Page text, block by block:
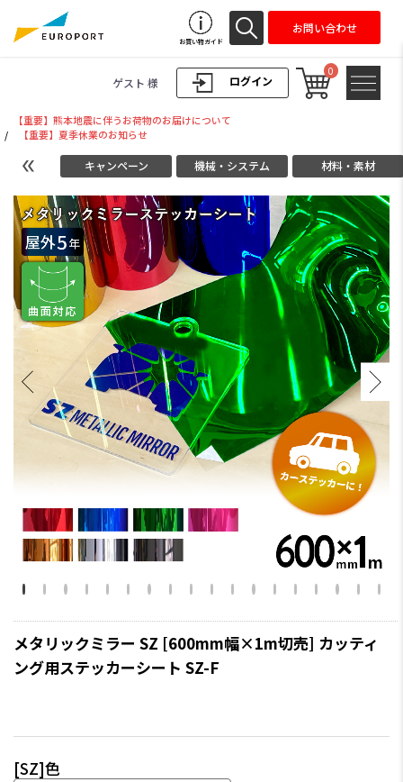
ログイン
ゲスト 様
0
お買い物ガイド
お問い合わせ
【重要】熊本地震に伴うお荷物のお届けについて
/
【重要】夏季休業のお知らせ
キャンペーン 機械・システム 材料・素材
メタリックミラー SZ [600mm幅×1m切売] カッティ
ング用ステッカーシート SZ-F
[SZ]色